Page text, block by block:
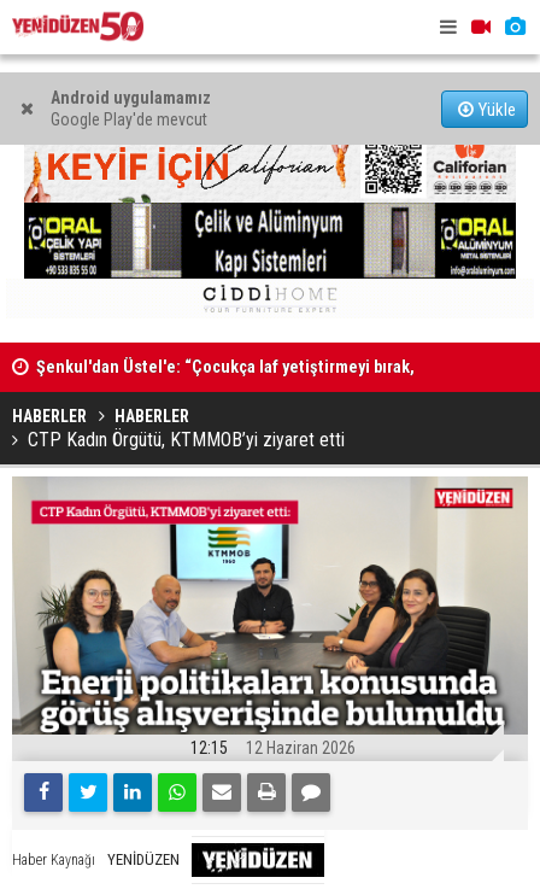
Android uygulamamız
Google Play'de mevcut
Yükle
Şenkul'dan Üstel'e: “Çocukça laf yetiştirmeyi bırak,
tatilini kesip görevinin başına dön”
Kadın Bedeni Piyasaya Sığmaz
HABERLER HABERLER
CTP Kadın Örgütü, KTMMOB’yi ziyaret etti
12:15 12 Haziran 2026
Haber Kaynağı YENİDÜZEN